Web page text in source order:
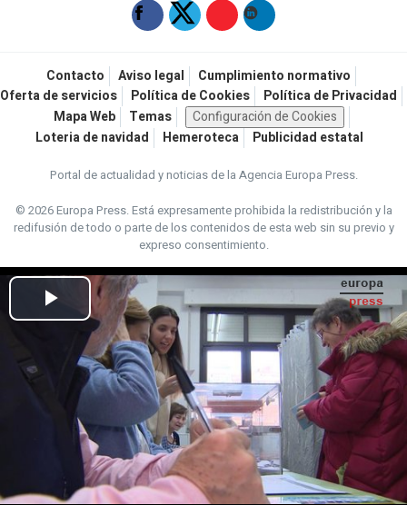
Contacto Aviso legal
Cumplimiento normativo
Oferta de servicios
Política de Cookies
Política de Privacidad
Mapa Web
Temas
Configuración de Cookies
Loteria de navidad
Hemeroteca Publicidad estatal
Portal de actualidad y noticias de la Agencia Europa Press.
© 2026 Europa Press.Está expresamente prohibida la redistribución y la
redifusión de todo o parte de los contenidos de esta web sin su previo y
expreso consentimiento.